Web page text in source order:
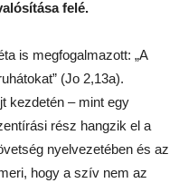
felé.
is megfogalmazott: „A
(Jo 2,13a).
kezdetén – mint egy
rész hangzik el a
nyelvezetében és az
hogy a szív nem az